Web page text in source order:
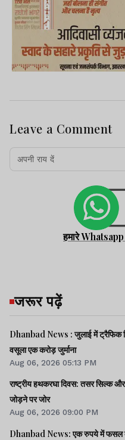
Leave a Comment
हमारे
जरूर पढ़ें
Dhanbad News : जुलाई में ट्रैफिक
वसूला एक करोड़ जुर्माना
Aug 06, 2026 05:13 PM
राष्ट्रीय हथकरघा दिवस: तसर सिल्क
जोड़ने पर जोर
Aug 06, 2026 09:00 PM
Dhanbad News: एक रुपये में फसल